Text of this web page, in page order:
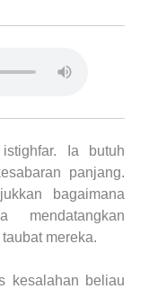
Ia butuh
panjang.
bagaimana
mereka.
kesalahan beliau